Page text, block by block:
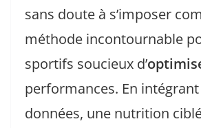
sans doute à s’imposer
méthode incontournable
sportifs soucieux d’
performances. En
données, une nutrition